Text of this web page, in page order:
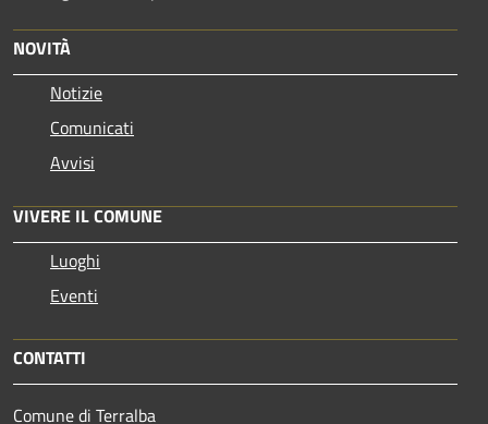
NOVITÀ
Notizie
Comunicati
Avvisi
VIVERE IL COMUNE
Luoghi
Eventi
CONTATTI
Comune di Terralba